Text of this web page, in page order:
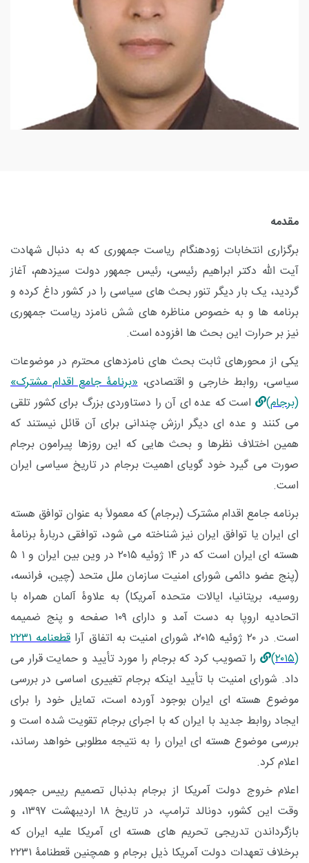
مقدمه
برگزاری انتخابات زودهنگام ریاست جمهوری که به دنبال شهادت
آیت الله دکتر ابراهیم رئیسی، رئیس جمهور دولت سیزدهم، آغاز
گردید، یک بار دیگر تنور بحث های سیاسی را در کشور داغ کرده و
برنامه ها و به خصوص مناظره های شش نامزد ریاست جمهوری
نیز بر حرارت این بحث ها افزوده است.
یکی از محورهای ثابت بحث های نامزدهای محترم در موضوعات
سیاسی، روابط خارجی و اقتصادی،«برنامۀ جامع اقدام مشترک»
(برجام)
است که عده ای آن را دستاوردی بزرگ برای کشور تلقی
می کنند و عده ای دیگر ارزش چندانی برای آن قائل نیستند که
همین اختلاف نظرها و بحث هایی که این روزها پیرامون برجام
صورت می گیرد خود گویای اهمیت برجام در تاریخ سیاسی ایران
است.
برنامه جامع اقدام مشترک (برجام) که معمولاً به عنوان توافق هسته
ای ایران یا توافق ایران نیز شناخته می شود، توافقی دربارۀ برنامۀ
هسته ای ایران است که در ۱۴ ژوئیه ۲۰۱۵ در وین بین ایران و ۱ ۵
(پنج عضو دائمی شورای امنیت سازمان ملل متحد (چین، فرانسه،
روسیه، بریتانیا، ایالات متحده آمریکا) به علاوۀ آلمان همراه با
اتحادیه اروپا به دست آمد و دارای ۱۰۹ صفحه و پنج ضمیمه
است. در ۲۰ ژوئیه ۲۰۱۵، شورای امنیت به اتفاق آرا
قطعنامه ۲۲۳۱
(۲۰۱۵)
را تصویب کرد که برجام را مورد تأیید و حمایت قرار می
داد. شورای امنیت با تأیید اینکه برجام تغییری اساسی در بررسی
موضوع هسته ای ایران بوجود آورده است، تمایل خود را برای
ایجاد روابط جدید با ایران که با اجرای برجام تقویت شده است و
بررسی موضوع هسته ای ایران را به نتیجه مطلوبی خواهد رساند،
اعلام کرد.
اعلام خروج دولت آمریکا از برجام بدنبال تصمیم رییس جمهور
وقت این کشور، دونالد ترامپ، در تاریخ ۱۸ اردیبهشت ۱۳۹۷، و
بازگرداندن تدریجی تحریم های هسته ای آمریکا علیه ایران که
برخلاف تعهدات دولت آمریکا ذیل برجام و همچنین قعطنامۀ ۲۲۳۱